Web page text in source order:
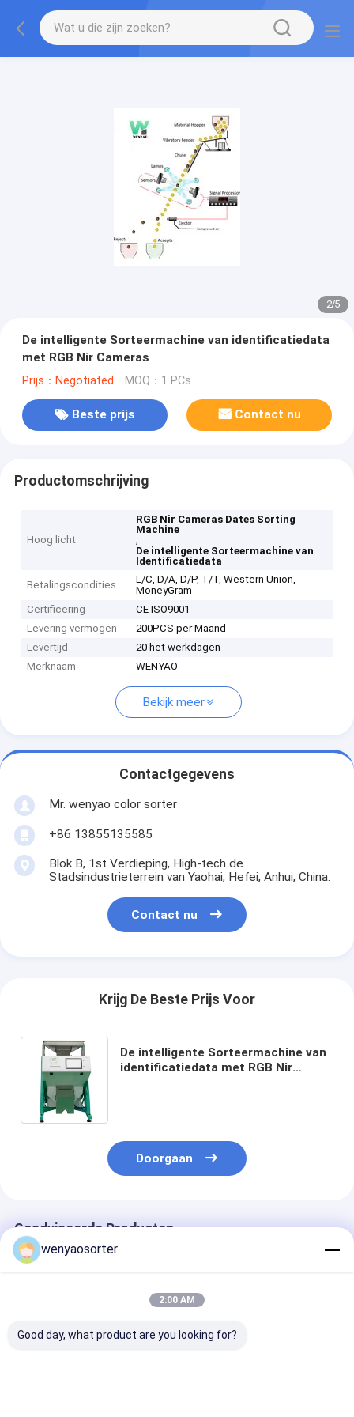
2/5
De intelligente Sorteermachine van identificatiedata
met RGB Nir Cameras
Prijs：Negotiated MOQ：1 PCs
Beste prijs Contact nu
Productomschrijving
Hoog licht
RGB Nir Cameras Dates Sorting
Machine
,
De intelligente Sorteermachine van
Identificatiedata
Betalingscondities
L/C, D/A, D/P, T/T, Western Union,
MoneyGram
Certificering
CE ISO9001
Levering vermogen
200PCS per Maand
Levertijd
20 het werkdagen
Merknaam
WENYAO
Bekijk meer
Contactgegevens
Mr. wenyao color sorter
+86 13855135585
Blok B, 1st Verdieping, High-tech de
Stadsindustrieterrein van Yaohai, Hefei, Anhui, China.
Contact nu
Krijg De Beste Prijs Voor
De intelligente Sorteermachine van
identificatiedata met RGB Nir
Doorgaan
Geadviseerde Producten
wenyaosorter
2:00 AM
Good day, what product are you looking for?